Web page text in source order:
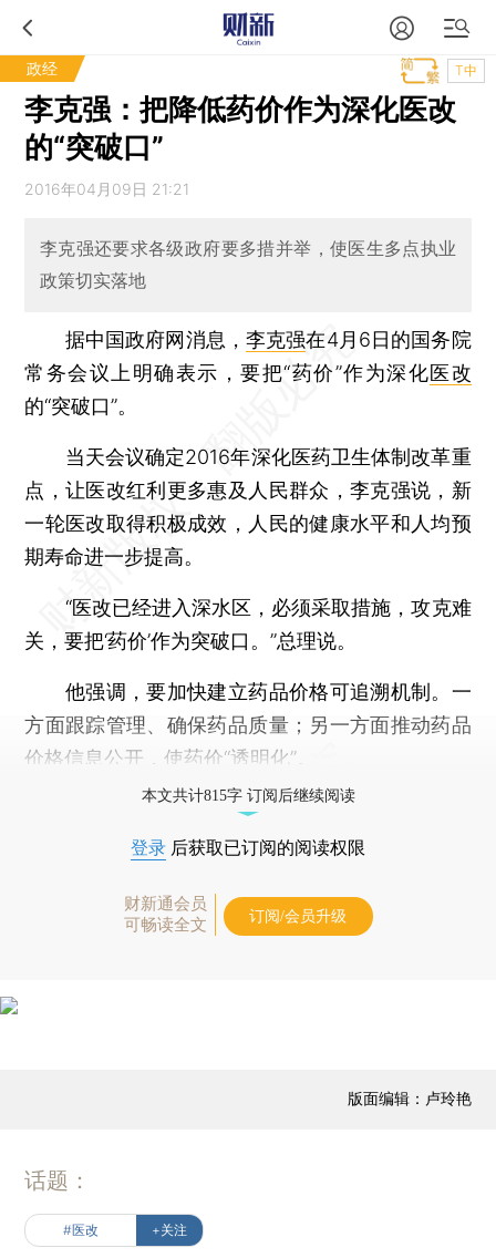
政经 T中
李克强：把降低药价作为深化医改
的“突破口”
2016年04月09日 21:21
李克强还要求各级政府要多措并举，使医生多点执业
政策切实落地
据中国政府网消息， 李克强在4月6日的国务院
常务会议上明确表示，要把“药价”作为深化医改
的“突破口”。
当天会议确定2016年深化医药卫生体制改革重
点，让医改红利更多惠及人民群众，李克强说，新
一轮医改取得积极成效，人民的健康水平和人均预
期寿命进一步提高。
“医改已经进入深水区，必须采取措施，攻克难
关，要把‘药价’作为突破口。”总理说。
他强调，要加快建立药品价格可追溯机制。一
方面跟踪管理、确保药品质量；另一方面推动药品
价格信息公开，使药价“透明化”。
本文共计815字 订阅后继续阅读
登录 后获取已订阅的阅读权限
财新通会员
可畅读全文
订阅/会员升级
版面编辑：卢玲艳
话题：
#医改 +关注